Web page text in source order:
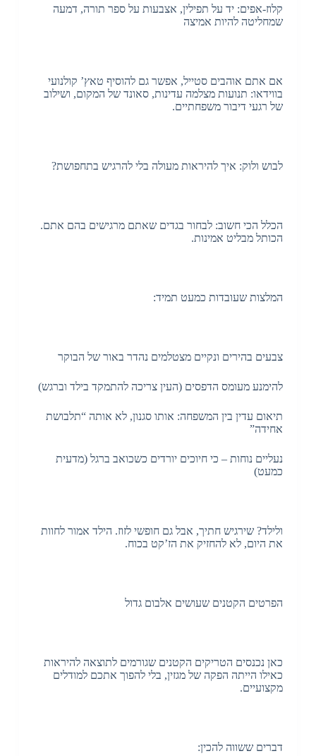
קלוז-אפים: יד על תפילין, אצבעות על ספר תורה, דמעה
שמחליטה להיות אמיצה
אם אתם אוהבים סטייל, אפשר גם להוסיף טאץ’ קולנועי
בווידאו: תנועות מצלמה עדינות, סאונד של המקום, ושילוב
של רגעי דיבור משפחתיים.
לבוש ולוק: איך להיראות מעולה בלי להרגיש בתחפושת?
הכלל הכי חשוב: לבחור בגדים שאתם מרגישים בהם אתם.
הכותל מבליט אמינות.
המלצות שעובדות כמעט תמיד:
צבעים בהירים ונקיים מצטלמים נהדר באור של הבוקר
להימנע מעומס הדפסים (העין צריכה להתמקד בילד וברגש)
תיאום עדין בין המשפחה: אותו סגנון, לא אותה “תלבושת
אחידה”
נעליים נוחות – כי חיוכים יורדים כשכואב ברגל (מדעית
כמעט)
ולילד? שירגיש חתיך, אבל גם חופשי לזוז. הילד אמור לחוות
את היום, לא להחזיק את הז’קט בכוח.
הפרטים הקטנים שעושים אלבום גדול
כאן נכנסים הטריקים הקטנים שגורמים לתוצאה להיראות
כאילו הייתה הפקה של מגזין, בלי להפוך אתכם למודלים
מקצועיים.
דברים ששווה להכין: